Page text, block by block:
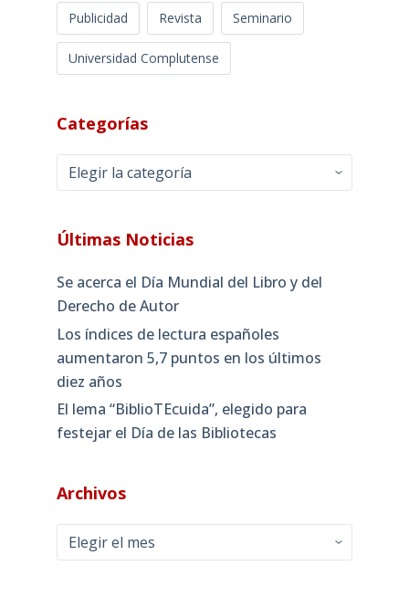
Publicidad Revista Seminario
Universidad Complutense
Categorías
Categorías
Últimas Noticias
Se acerca el Día Mundial del Libro y del
Derecho de Autor
Los índices de lectura españoles
aumentaron 5,7 puntos en los últimos
diez años
El lema “BiblioTEcuida”, elegido para
festejar el Día de las Bibliotecas
Archivos
Archivos